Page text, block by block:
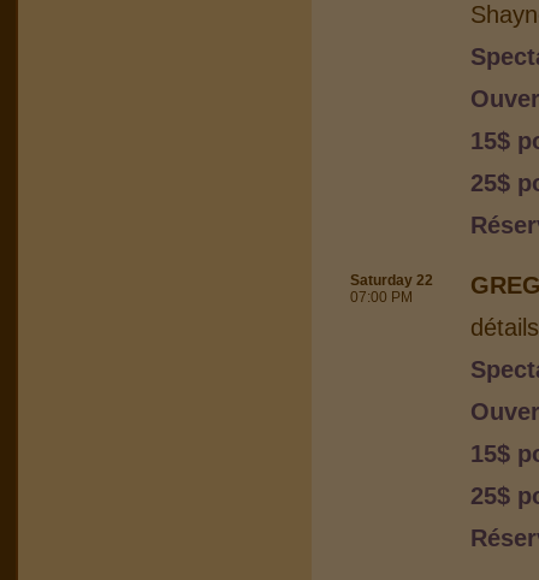
15$
25$
Saturday 22
07:00 PM
15$
25$